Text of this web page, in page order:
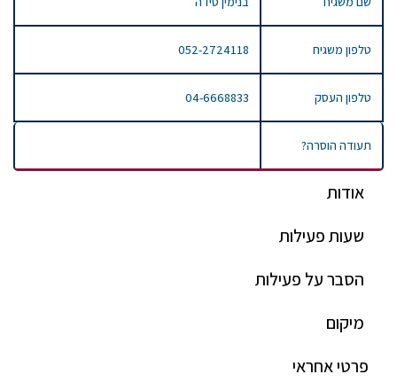
אודות
שעות פעילות
הסבר על פעילות
מיקום
פרטי אחראי
טלפון משגיח 052-2724118
טלפון העסק 04-6668833
תעודה הוסרה?